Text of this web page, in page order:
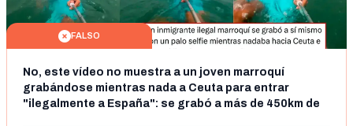
FALSO
No, este vídeo no muestra a un joven marroquí
grabándose mientras nada a Ceuta para entrar
"ilegalmente a España": se grabó a más de 450km de